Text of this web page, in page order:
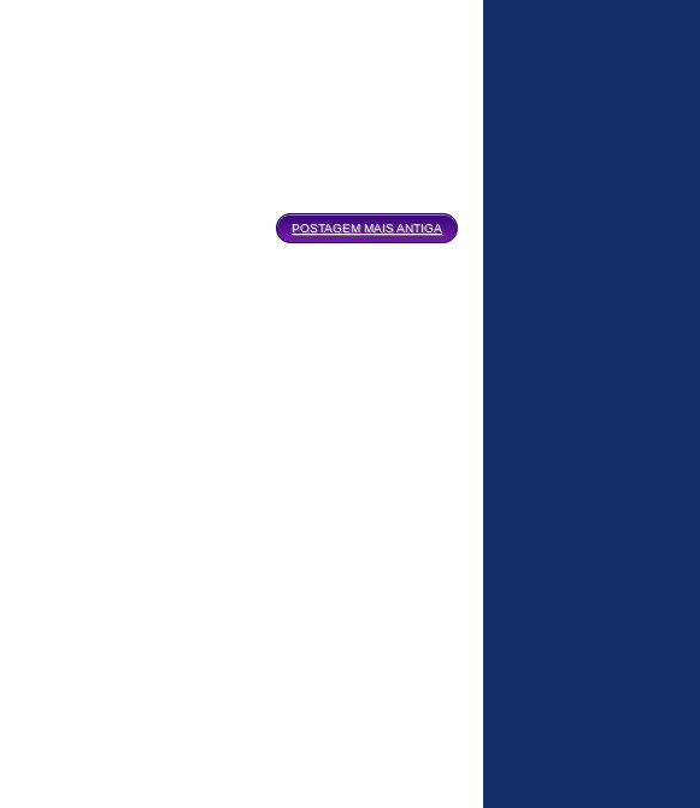
POSTAGEM MAIS ANTIGA